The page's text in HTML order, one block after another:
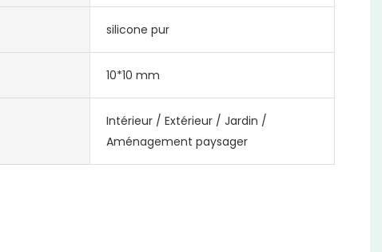
silicone pur
10*10 mm
Intérieur / Extérieur / Jardin /
Aménagement paysager